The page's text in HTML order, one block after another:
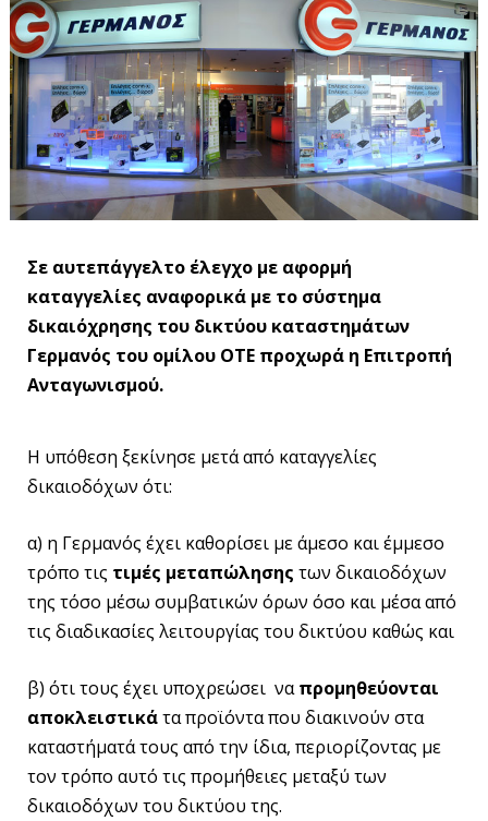
Σε αυτεπάγγελτο έλεγχο με αφορμή
καταγγελίες αναφορικά με το σύστημα
δικαιόχρησης του δικτύου καταστημάτων
Γερμανός του ομίλου ΟΤΕ προχωρά η Επιτροπή
Ανταγωνισμού.
Η υπόθεση ξεκίνησε μετά από καταγγελίες
δικαιοδόχων ότι:
α) η Γερμανός έχει καθορίσει με άμεσο και έμμεσο
τρόπο τις τιμές μεταπώλησης των δικαιοδόχων
της τόσο μέσω συμβατικών όρων όσο και μέσα από
τις διαδικασίες λειτουργίας του δικτύου καθώς και
β) ότι τους έχει υποχρεώσει ναπρομηθεύονται
αποκλειστικάτα προϊόντα που διακινούν στα
καταστήματά τους από την ίδια, περιορίζοντας με
τον τρόπο αυτό τις προμήθειες μεταξύ των
δικαιοδόχων του δικτύου της.